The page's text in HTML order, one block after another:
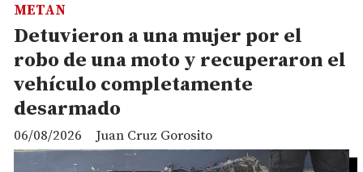
Detuvieron a una mujer por el
robo de una moto y recuperaron el
vehículo completamente
desarmado
Juan Cruz Gorosito
METAN
06/08/2026